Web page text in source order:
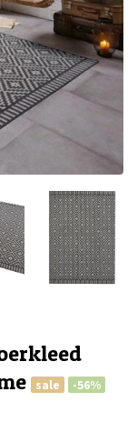
sale -56%